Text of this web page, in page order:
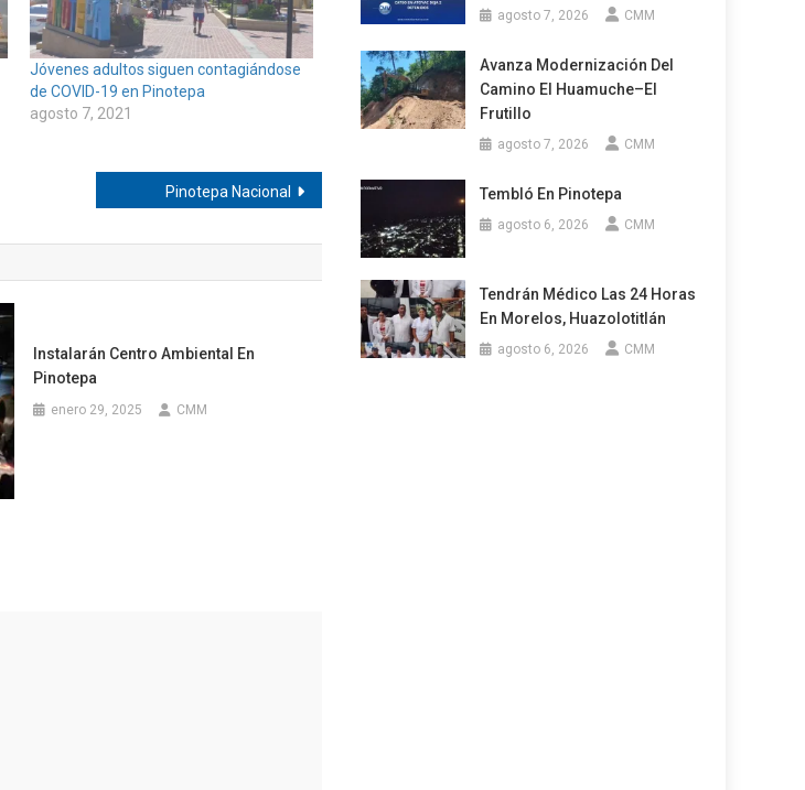
Jóvenes adultos siguen contagiándose
de COVID-19 en Pinotepa
agosto 7, 2021
Pinotepa Nacional
Instalarán Centro Ambiental En
Pinotepa
enero 29, 2025 CMM
agosto 7, 2026 CMM
Avanza Modernización Del
Camino El Huamuche–El
Frutillo
agosto 7, 2026 CMM
Tembló En Pinotepa
agosto 6, 2026 CMM
Tendrán Médico Las 24 Horas
En Morelos, Huazolotitlán
agosto 6, 2026 CMM